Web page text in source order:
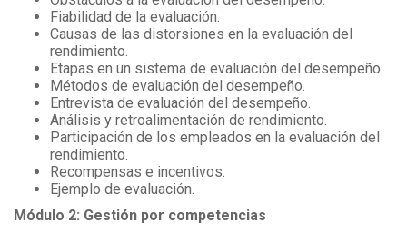
Fiabilidad de la evaluación.
Causas de las distorsiones en la evaluación del
rendimiento.
Etapas en un sistema de evaluación del desempeño.
Métodos de evaluación del desempeño.
Entrevista de evaluación del desempeño.
Análisis y retroalimentación de rendimiento.
Participación de los empleados en la evaluación del
rendimiento.
Recompensas e incentivos.
Ejemplo de evaluación.
Módulo 2: Gestión por competencias